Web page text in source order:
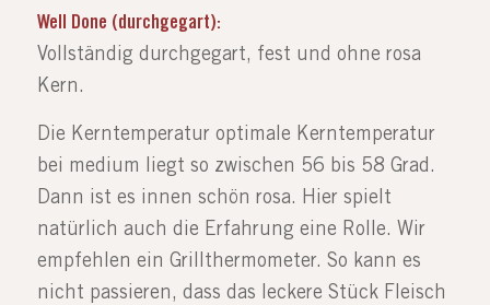
Well Done (durchgegart):
Vollständig durchgegart, fest und ohne rosa
Kern.
Die Kerntemperatur optimale Kerntemperatur
bei medium liegt so zwischen 56 bis 58 Grad.
Dann ist es innen schön rosa. Hier spielt
natürlich auch die Erfahrung eine Rolle. Wir
empfehlen ein Grillthermometer. So kann es
nicht passieren, dass das leckere Stück Fleisch